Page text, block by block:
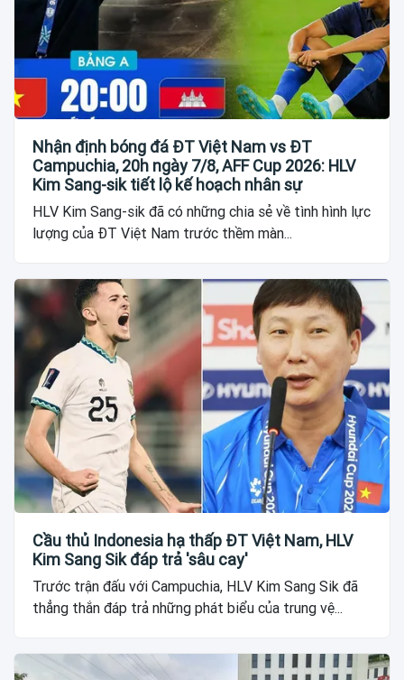
Nhận định bóng đá ĐT Việt Nam vs ĐT
Campuchia, 20h ngày 7/8, AFF Cup 2026: HLV
Kim Sang-sik tiết lộ kế hoạch nhân sự
HLV Kim Sang-sik đã có những chia sẻ về tình hình lực
lượng của ĐT Việt Nam trước thềm màn...
Cầu thủ Indonesia hạ thấp ĐT Việt Nam, HLV
Kim Sang Sik đáp trả 'sâu cay'
Trước trận đấu với Campuchia, HLV Kim Sang Sik đã
thẳng thắn đáp trả những phát biểu của trung vệ...